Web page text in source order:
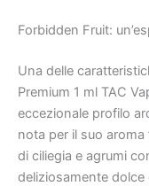
Forbidden Fruit:
Una delle
Premium 1 ml TAC
eccezionale profilo
nota per il suo
di ciliegia e agrumi
deliziosamente